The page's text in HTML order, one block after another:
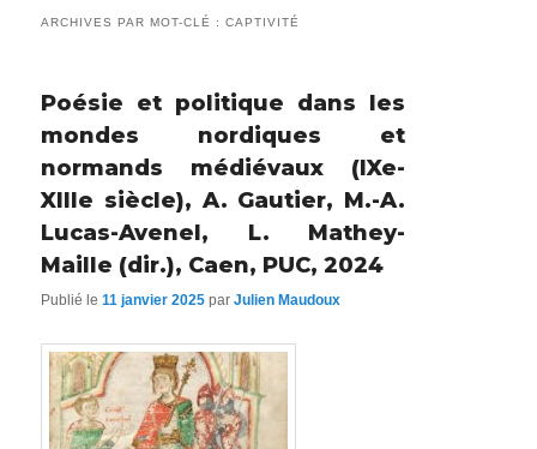
ARCHIVES PAR MOT-CLÉ :CAPTIVITÉ
Poésie et politique dans les
mondes nordiques et
normands médiévaux (IXe-
XIIIe siècle), A. Gautier, M.-A.
Lucas-Avenel, L. Mathey-
Maille (dir.), Caen, PUC, 2024
Publié le11 janvier 2025 parJulien Maudoux